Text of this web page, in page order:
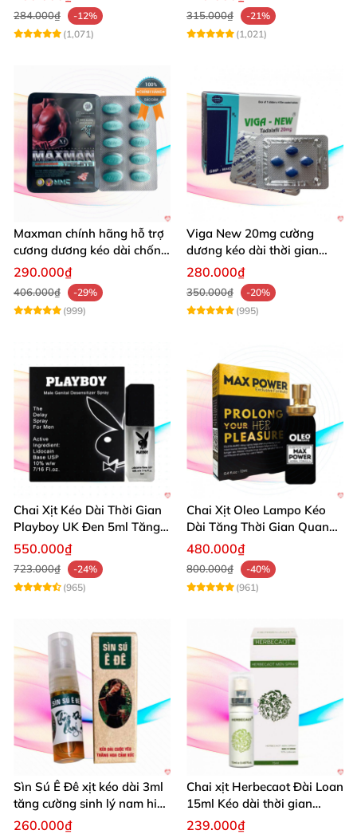
284.000₫
-12%
(1,071)
315.000₫
-21%
(1,021)
Maxman chính hãng hỗ trợ
cương dương kéo dài chống
xuất tinh sớm 10 viên
290.000₫
406.000₫
-29%
(999)
Viga New 20mg cường
dương kéo dài thời gian
chống xuất tinh hiệu quả
280.000₫
350.000₫
-20%
(995)
Chai Xịt Kéo Dài Thời Gian
Playboy UK Đen 5ml Tăng
Khoái Cảm
550.000₫
723.000₫
-24%
(965)
Chai Xịt Oleo Lampo Kéo
Dài Tăng Thời Gian Quan
Hệ Chính Hãng
480.000₫
800.000₫
-40%
(961)
Sìn Sú Ê Đê xịt kéo dài 3ml
tăng cường sinh lý nam hiệu
quả
260.000₫
Chai xịt Herbecaot Đài Loan
15ml Kéo dài thời gian
Tăng khoái cảm
239.000₫